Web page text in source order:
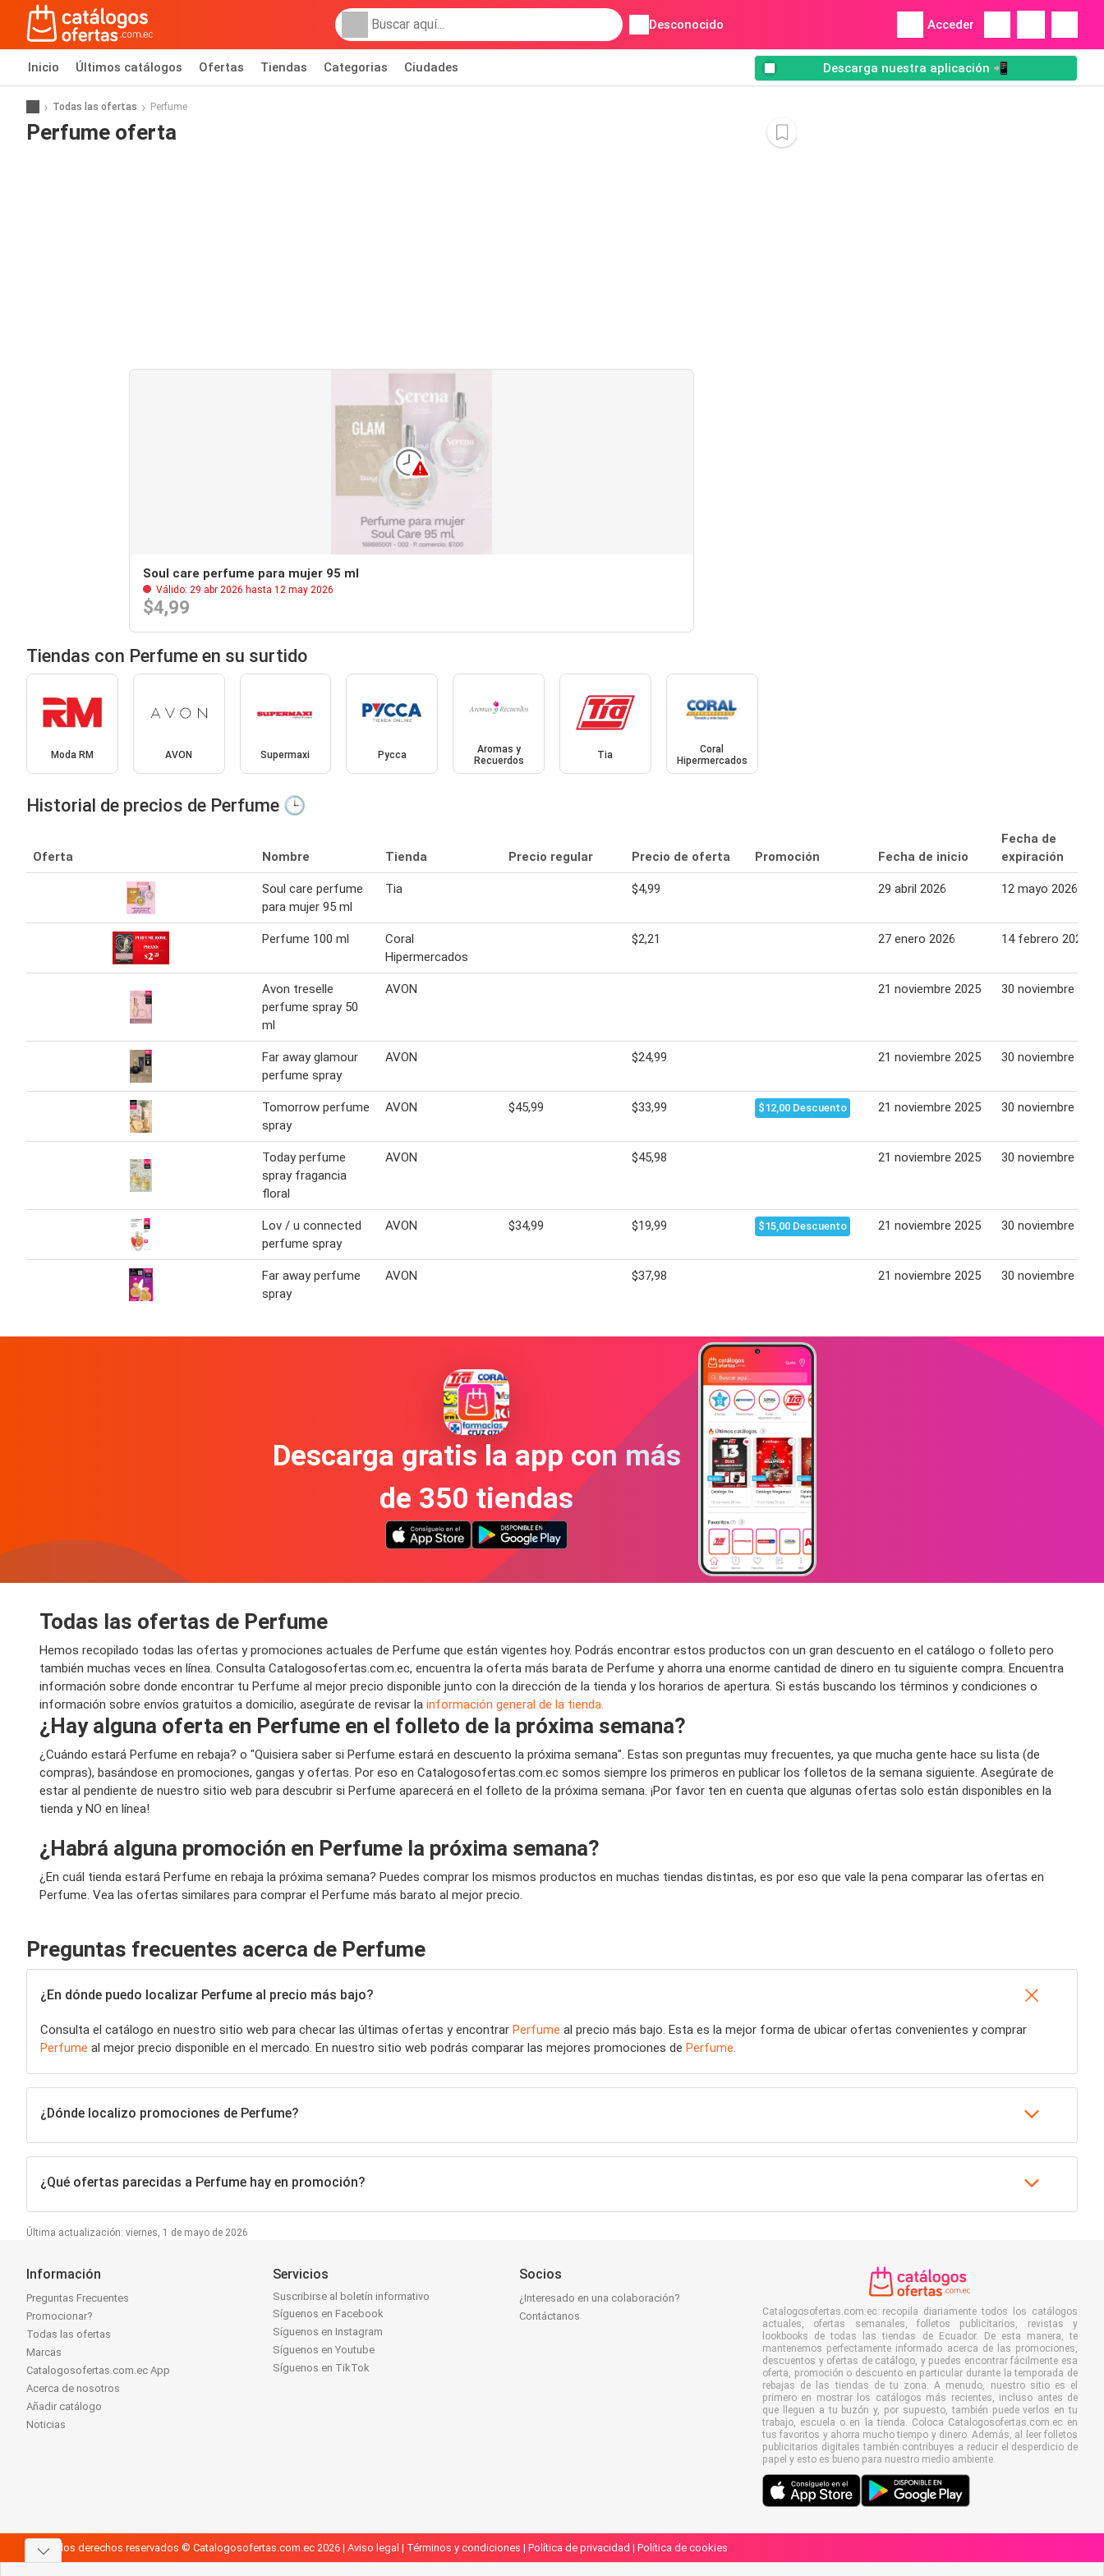
Desconocido Acceder
Inicio Últimos catálogos Ofertas Tiendas Categorias Ciudades Descarga nuestra aplicación 📲
Todas las ofertas Perfume
Perfume oferta
Soul care perfume para mujer 95 ml
Válido: 29 abr 2026 hasta 12 may 2026
$4,99
Tiendas con Perfume en su surtido
Moda RM AVON Supermaxi Pycca
Aromas y
Recuerdos
Tia
Coral
Hipermercados
Historial de precios de Perfume 🕒
Oferta Nombre Tienda Precio regular Precio de oferta Promoción Fecha de inicio
Fecha de
expiración
Soul care perfume
para mujer 95 ml
Tia $4,99 29 abril 2026 12 mayo 2026
Perfume 100 ml
Coral
Hipermercados
$2,21 27 enero 2026 14 febrero 2026
Avon treselle
perfume spray 50
ml
AVON 21 noviembre 2025 30 noviembre 2025
Far away glamour
perfume spray
AVON $24,99 21 noviembre 2025 30 noviembre 2025
Tomorrow perfume
spray
AVON $45,99 $33,99 $12,00 Descuento 21 noviembre 2025 30 noviembre 2025
Today perfume
spray fragancia
floral
AVON $45,98 21 noviembre 2025 30 noviembre 2025
Lov / u connected
perfume spray
AVON $34,99 $19,99 $15,00 Descuento 21 noviembre 2025 30 noviembre 2025
Far away perfume
spray
AVON $37,98 21 noviembre 2025 30 noviembre 2025
Descarga gratis la app con más
de 350 tiendas
Todas las ofertas de Perfume
Hemos recopilado todas las ofertas y promociones actuales de Perfume que están vigentes hoy. Podrás encontrar estos productos con un gran descuento en el catálogo o folleto pero
también muchas veces en línea. Consulta Catalogosofertas.com.ec, encuentra la oferta más barata de Perfume y ahorra una enorme cantidad de dinero en tu siguiente compra. Encuentra
información sobre donde encontrar tu Perfume al mejor precio disponible junto con la dirección de la tienda y los horarios de apertura. Si estás buscando los términos y condiciones o
información sobre envíos gratuitos a domicilio, asegúrate de revisar la información general de la tienda.
¿Hay alguna oferta en Perfume en el folleto de la próxima semana?
¿Cuándo estará Perfume en rebaja? o "Quisiera saber si Perfume estará en descuento la próxima semana". Estas son preguntas muy frecuentes, ya que mucha gente hace su lista (de
compras), basándose en promociones, gangas y ofertas. Por eso en Catalogosofertas.com.ec somos siempre los primeros en publicar los folletos de la semana siguiente. Asegúrate de
estar al pendiente de nuestro sitio web para descubrir si Perfume aparecerá en el folleto de la próxima semana. ¡Por favor ten en cuenta que algunas ofertas solo están disponibles en la
tienda y NO en línea!
¿Habrá alguna promoción en Perfume la próxima semana?
¿En cuál tienda estará Perfume en rebaja la próxima semana? Puedes comprar los mismos productos en muchas tiendas distintas, es por eso que vale la pena comparar las ofertas en
Perfume. Vea las ofertas similares para comprar el Perfume más barato al mejor precio.
Preguntas frecuentes acerca de Perfume
¿En dónde puedo localizar Perfume al precio más bajo?
Consulta el catálogo en nuestro sitio web para checar las últimas ofertas y encontrar Perfume al precio más bajo. Esta es la mejor forma de ubicar ofertas convenientes y comprar
Perfume al mejor precio disponible en el mercado. En nuestro sitio web podrás comparar las mejores promociones de Perfume
¿Dónde localizo promociones de Perfume?
¿Qué ofertas parecidas a Perfume hay en promoción?
Última actualización: viernes, 1 de mayo de 2026
Información
Preguntas Frecuentes
Promocionar?
Todas las ofertas
Marcas
Catalogosofertas.com.ec App
Acerca de nosotros
Añadir catálogo
Noticias
Servicios
Suscribirse al boletín informativo
Síguenos en Facebook
Síguenos en Instagram
Síguenos en Youtube
Síguenos en TikTok
Socios
¿Interesado en una colaboración?
Contáctanos
Catalogosofertas.com.ec recopila diariamente todos los catálogos
actuales, ofertas semanales, folletos publicitarios, revistas y
lookbooks de todas las tiendas de Ecuador. De esta manera, te
mantenemos perfectamente informado acerca de las promociones,
descuentos y ofertas de catálogo, y puedes encontrar fácilmente esa
oferta, promoción o descuento en particular durante la temporada de
rebajas de las tiendas de tu zona. A menudo, nuestro sitio es el
primero en mostrar los catálogos más recientes, incluso antes de
que lleguen a tu buzón y, por supuesto, también puede verlos en tu
trabajo, escuela o en la tienda. Coloca Catalogosofertas.com.ec en
tus favoritos y ahorra mucho tiempo y dinero. Además, al leer folletos
publicitarios digitales también contribuyes a reducir el desperdicio de
papel y esto es bueno para nuestro medio ambiente.
Todos los derechos reservados © Catalogosofertas.com.ec 2026 | Aviso legal | Términos y condiciones | Política de privacidad | Política de cookies